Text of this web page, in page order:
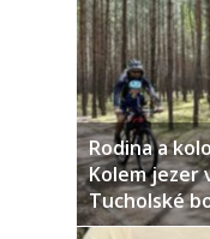
Rodina a
Kolem jezer
Tucholské